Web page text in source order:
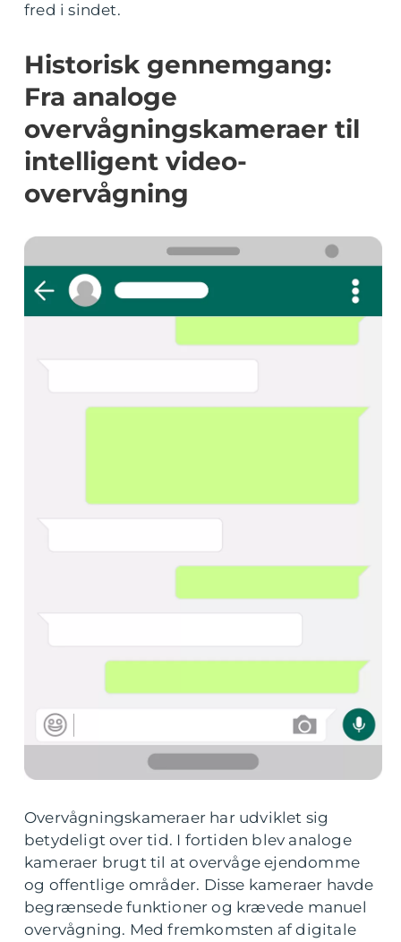
fred i sindet.
Historisk gennemgang:
Fra analoge
overvågningskameraer til
intelligent video-
overvågning
Overvågningskameraer har udviklet sig
betydeligt over tid. I fortiden blev analoge
kameraer brugt til at overvåge ejendomme
og offentlige områder. Disse kameraer havde
begrænsede funktioner og krævede manuel
overvågning. Med fremkomsten af digitale